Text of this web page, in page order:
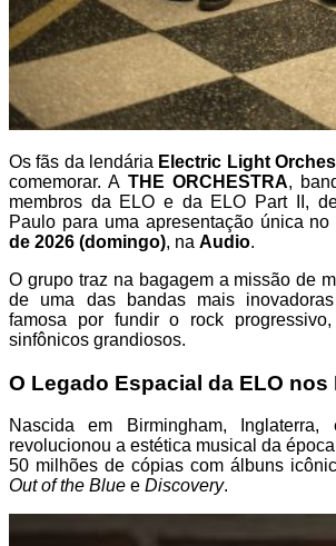
Os fãs da lendária Electric Light
comemorar. A THE ORCHESTRA,
membros da ELO e da ELO Part II,
Paulo para uma apresentação única
de 2026 (domingo), na Audio.
O grupo traz na bagagem a missão de
de uma das bandas mais
famosa por fundir o rock
sinfônicos grandiosos.
O Legado Espacial da ELO nos
Nascida em Birmingham,
revolucionou a estética musical da
50 milhões de cópias com álbuns
Out of the Blue e Discovery.